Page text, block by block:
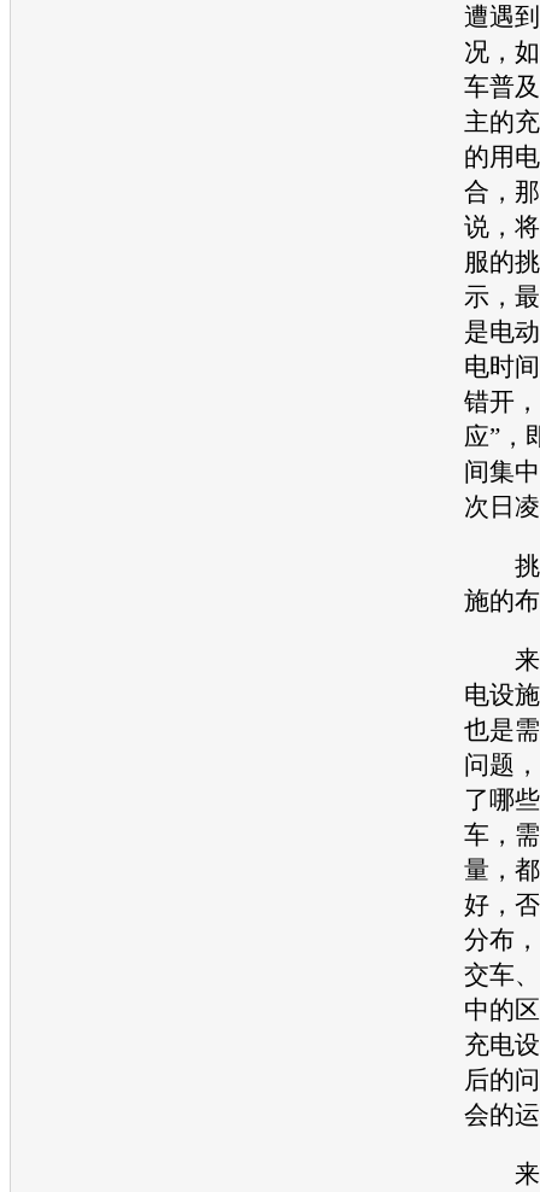
遭遇
况，
车普
主的
的用
合，
说，
服的
示，
是电
电时
错开
应”，
间集
次日
挑
施的
来
电设
也是
问题
了哪
车，
量，
好，
分布
交车
中的
充电
后的
会的
来